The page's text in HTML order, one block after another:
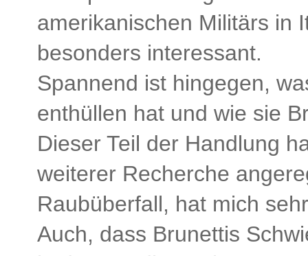
amerikanischen Militärs in
besonders interessant.
Spannend ist hingegen,
enthüllen hat und wie sie
Dieser Teil der Handlung
weiterer Recherche
Raubüberfall, hat mich
Auch, dass Brunettis